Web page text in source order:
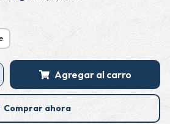
Agregar al carro
Comprar ahora